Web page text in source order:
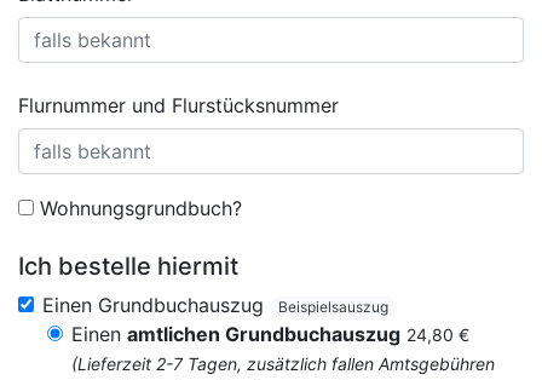
Flurnummer und Flurstücksnummer
Wohnungsgrundbuch?
Ich bestelle hiermit
Einen Grundbuchauszug Beispielsauszug
Einen amtlichen Grundbuchauszug 24,80 €
(Lieferzeit 2-7 Tagen, zusätzlich fallen Amtsgebühren